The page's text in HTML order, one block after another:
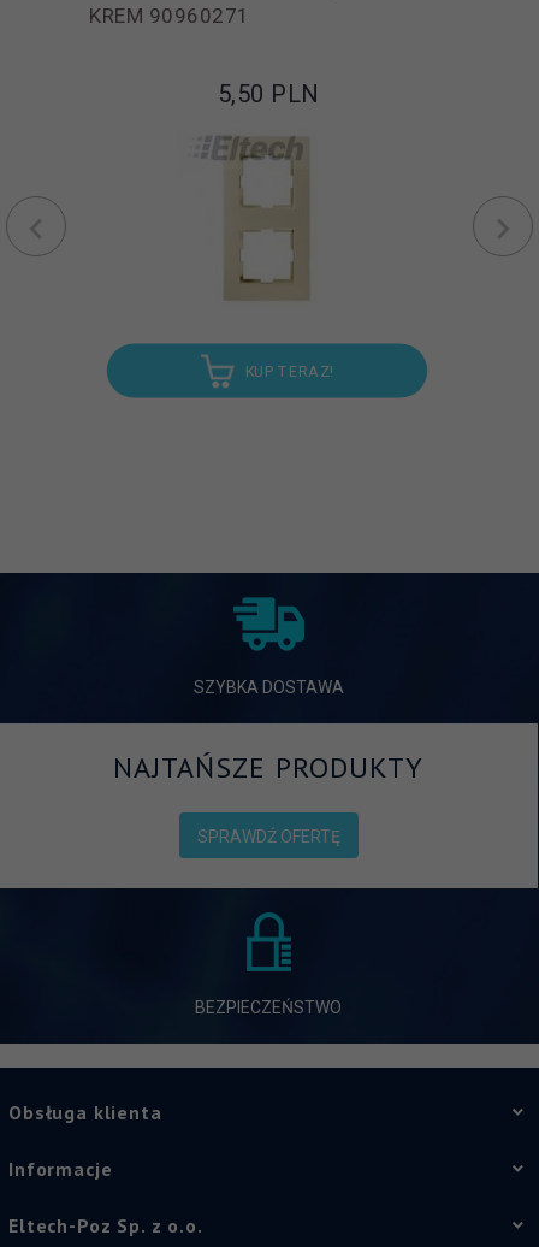
KREM 90960271
5,50 PLN
KUP TERAZ!
SZYBKA DOSTAWA
NAJTAŃSZE PRODUKTY
SPRAWDŹ OFERTĘ
BEZPIECZEŃSTWO
Obsługa klienta
Informacje
Eltech-Poz Sp. z o.o.